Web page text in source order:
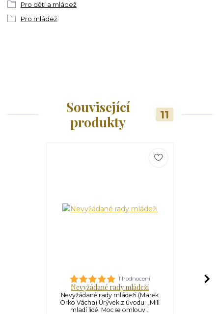
Pro děti a mládež
Pro mládež
Související
produkty
11
1 hodnocení
Nevyžádané rady mládeži
Nevyžádané rady mládeži (Marek
Orko Vácha) Úrývek z úvodu: „Milí
mladí lidé. Moc se omlouv...